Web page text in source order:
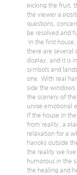
picking the fruit,
the viewer a
questions,
be resolved and
there are several
display, and it is
symbols and
one. With real
side the windows
the scenery of
uniqe emotional
If the house in
from reality, a
relaxation for a
hanoks outside
the reality we
humorous in the
the healing and